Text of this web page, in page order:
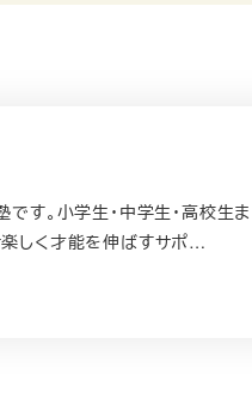
す。小学生・中学生・高校生ま
しく才能を伸ばすサポ…